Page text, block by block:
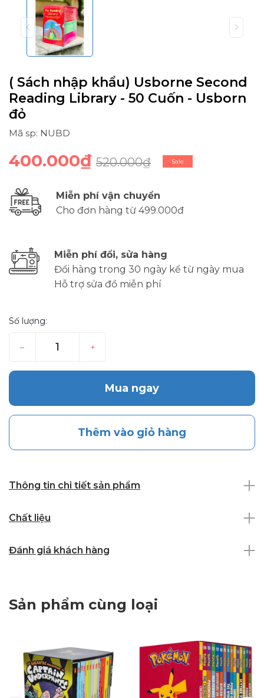
( Sách nhập khẩu) Usborne Second
Reading Library - 50 Cuốn - Usborn
đỏ
Mã sp: NUBD
400.000₫ 520.000₫ Sale
Miễn phí vận chuyển
Cho đơn hàng từ 499.000đ
Miễn phí đổi, sửa hàng
Đổi hàng trong 30 ngày kể từ ngày mua
Hỗ trợ sửa đồ miễn phí
Số lượng:
– +
Mua ngay
Thêm vào giỏ hàng
Thông tin chi tiết sản phẩm
Chất liệu
Đánh giá khách hàng
Sản phẩm cùng loại